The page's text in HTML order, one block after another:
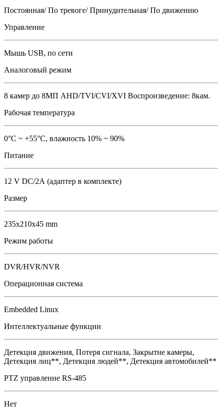
Постоянная/ По тревоге/ Принудительная/ По движению
Управление
Мышь USB, по сети
Аналоговый режим
8 камер до 8MП AHD/TVI/CVI/XVI Воспроизведение: 8кам.
Рабочая температура
0°С ~ +55°С, влажность 10% ~ 90%
Питание
12 V DC/2А (адаптер в комплекте)
Размер
235x210x45 mm
Режим работы
DVR/HVR/NVR
Операционная система
Embedded Linux
Интеллектуальные функции
Детекция движения, Потеря сигнала, Закрытие камеры,
Детекция лиц**, Детекция людей**, Детекция автомобилей**
PTZ управление RS-485
Нет